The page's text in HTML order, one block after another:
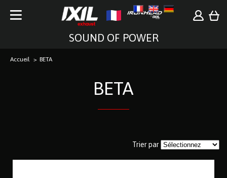
SOUND OF POWER
Accueil BETA
BETA
Trier par